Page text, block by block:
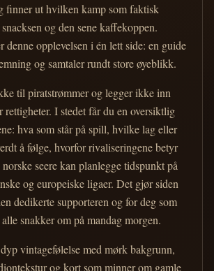
finner ut hvilken kamp som faktisk
og den sene kaffekoppen.
denne opplevelsen i én lett side: en guide
og samtaler rundt store øyeblikk.
til piratstrømmer og legger ikke inn
rettigheter. I stedet får du en oversiktlig
hva som står på spill, hvilke lag eller
å følge, hvorfor rivaliseringene betyr
seere kan planlegge tidspunkt på
og europeiske ligaer. Det gjør siden
dedikerte supporteren og for deg som
snakker om på mandag morgen.
vintagefølelse med mørk bakgrunn,
og kort som minner om gamle